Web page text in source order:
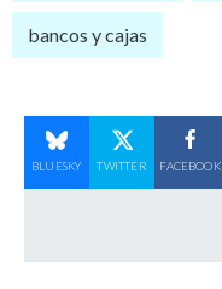
bancos y cajas
BLUESKY TWITTER FACEBOOK